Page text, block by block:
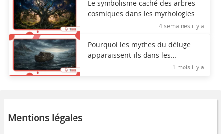
Le symbolisme caché des arbres
cosmiques dans les mythologies
4 semaines il y a
Pourquoi les mythes du déluge
apparaissent-ils dans les
civilisations du monde entier ?1 mois il y a
Mentions légales